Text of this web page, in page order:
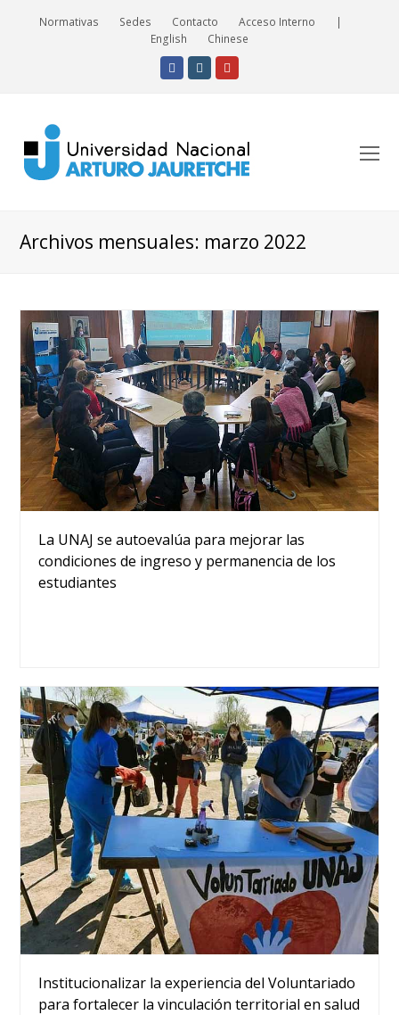
Normativas Sedes Contacto Acceso Interno
|
English
Chinese
FacebookInstagram
Archivos mensuales: marzo 2022
La UNAJ se autoevalúa para mejorar las
condiciones de ingreso y permanencia de los
estudiantes
Institucionalizar la experiencia del Voluntariado
para fortalecer la vinculación territorial en salud